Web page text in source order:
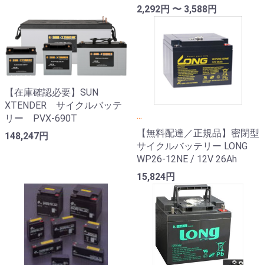
2,292円 〜 3,588円
【在庫確認必要】SUN
XTENDER サイクルバッテ
リー PVX-690T
148,247円
...
【無料配達／正規品】密閉型
サイクルバッテリー LONG
WP26-12NE / 12V 26Ah
15,824円